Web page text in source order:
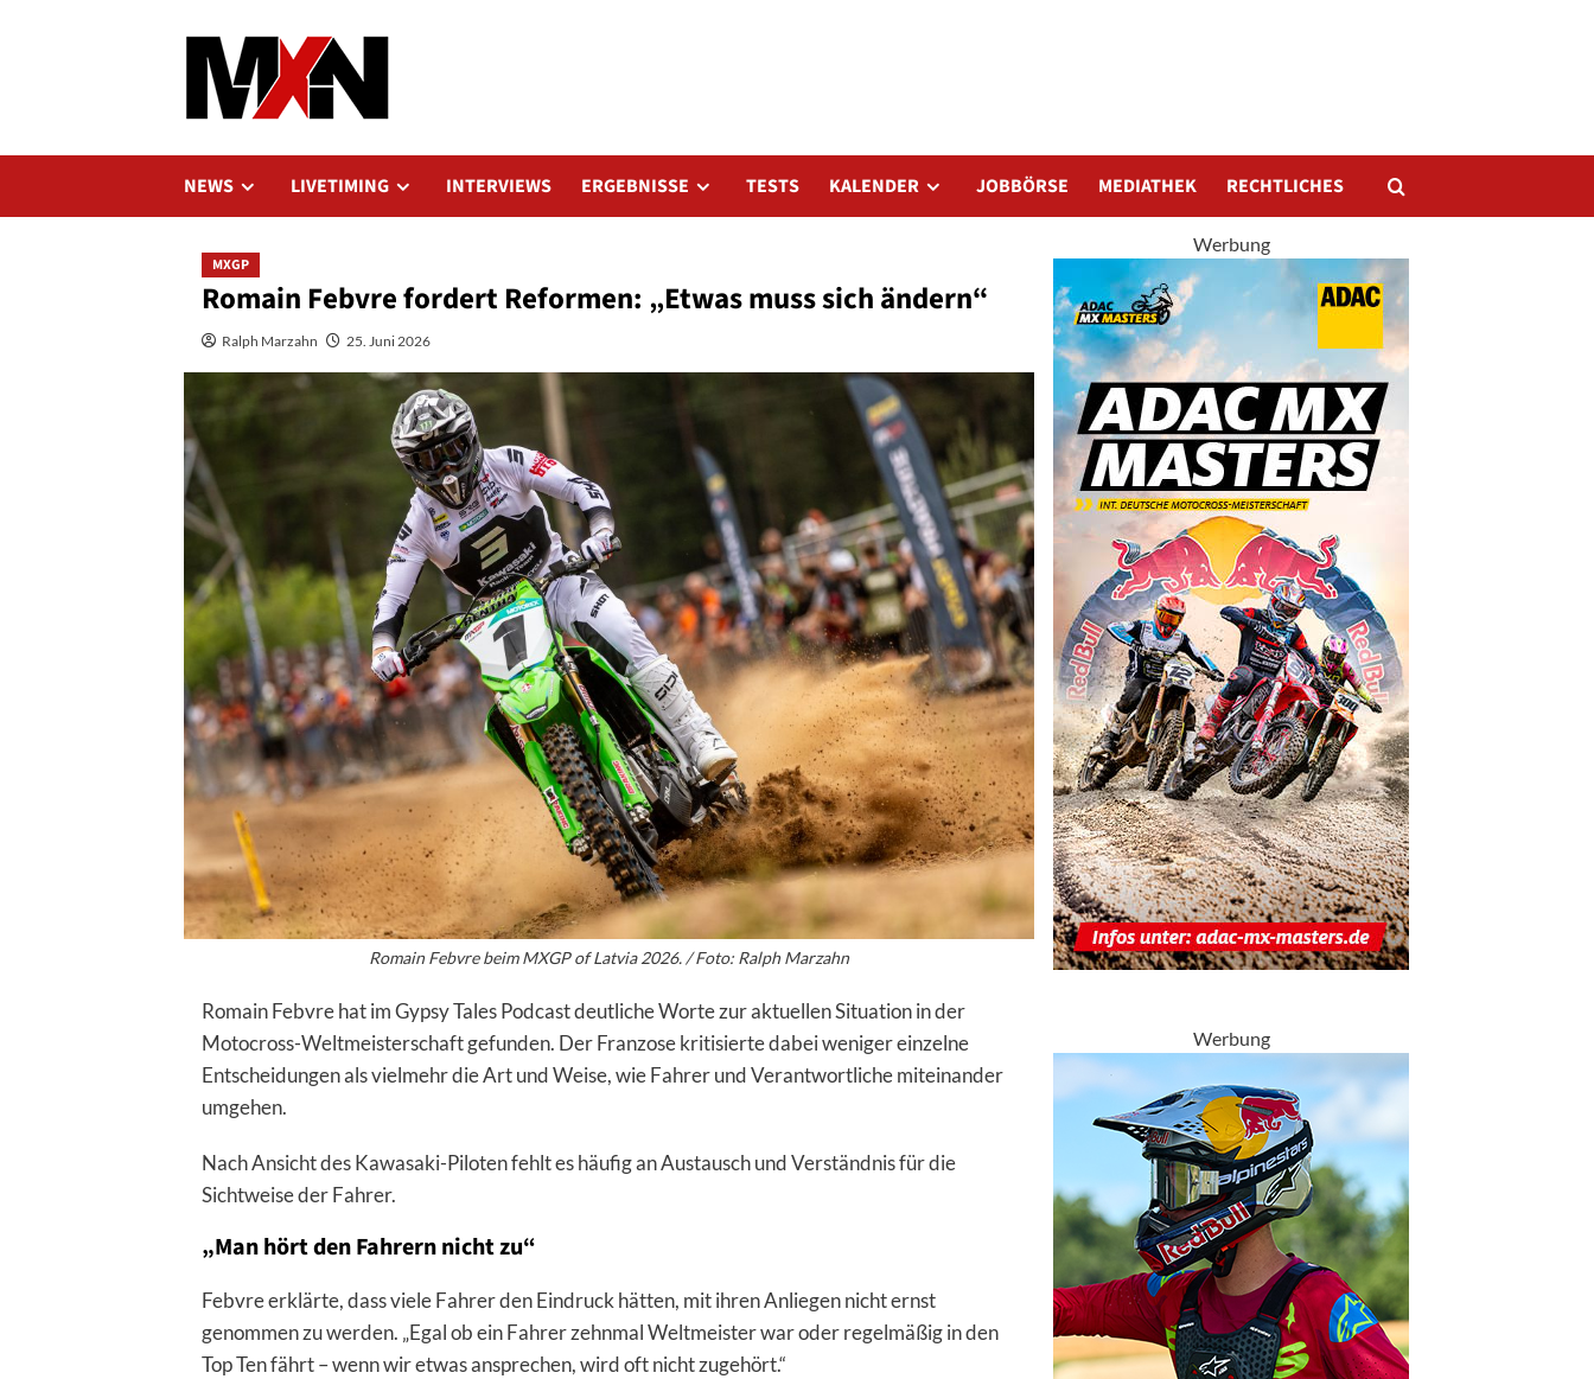
NEWS LIVETIMING INTERVIEWS ERGEBNISSE TESTS KALENDER JOBBÖRSE MEDIATHEK RECHTLICHES
MXGP
Romain Febvre fordert Reformen: „Etwas muss sich ändern“
Ralph Marzahn 25. Juni 2026
Romain Febvre beim MXGP of Latvia 2026. / Foto: Ralph Marzahn
Romain Febvre hat im Gypsy Tales Podcast deutliche Worte zur aktuellen Situation in der
Motocross-Weltmeisterschaft gefunden. Der Franzose kritisierte dabei weniger einzelne
Entscheidungen als vielmehr die Art und Weise, wie Fahrer und Verantwortliche miteinander
umgehen.
Nach Ansicht des Kawasaki-Piloten fehlt es häufig an Austausch und Verständnis für die
Sichtweise der Fahrer.
„Man hört den Fahrern nicht zu“
Febvre erklärte, dass viele Fahrer den Eindruck hätten, mit ihren Anliegen nicht ernst
genommen zu werden. „Egal ob ein Fahrer zehnmal Weltmeister war oder regelmäßig in den
Top Ten fährt – wenn wir etwas ansprechen, wird oft nicht zugehört.“
Werbung
Werbung